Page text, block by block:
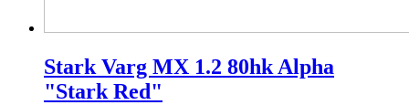
Stark Varg MX 1.2 80hk Alpha
"Stark Red"